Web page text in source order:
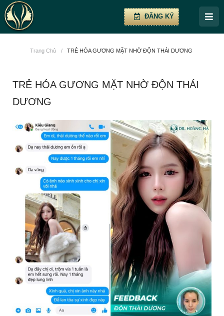
ĐĂNG KÝ
Trang Chủ / TRẺ HÓA GƯƠNG MẶT NHỜ ĐỘN THÁI DƯƠNG
TRẺ HÓA GƯƠNG MẶT NHỜ ĐỘN THÁI
DƯƠNG